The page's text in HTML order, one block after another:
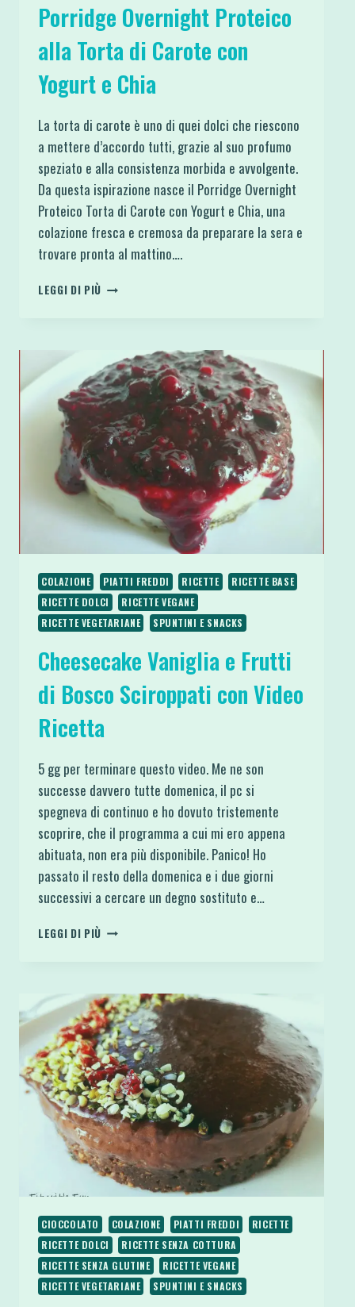
Porridge Overnight Proteico
alla Torta di Carote con
Yogurt e Chia
La torta di carote è uno di quei dolci che riescono
a mettere d’accordo tutti, grazie al suo profumo
speziato e alla consistenza morbida e avvolgente.
Da questa ispirazione nasce il Porridge Overnight
Proteico Torta di Carote con Yogurt e Chia, una
colazione fresca e cremosa da preparare la sera e
trovare pronta al mattino….
LEGGI DI PIÙ PORRIDGE
DI
CAROTE
CON
YOGURT
E
CHIA
COLAZIONE PIATTI FREDDI RICETTE
RICETTE BASE
RICETTE DOLCI
RICETTE VEGANE
RICETTE VEGETARIANE
SPUNTINI E SNACKS
Cheesecake Vaniglia e Frutti
di Bosco Sciroppati con Video
Ricetta
5 gg per terminare questo video. Me ne son
successe davvero tutte domenica, il pc si
spegneva di continuo e ho dovuto tristemente
scoprire, che il programma a cui mi ero appena
abituata, non era più disponibile. Panico! Ho
passato il resto della domenica e i due giorni
successivi a cercare un degno sostituto e…
LEGGI DI PIÙ CHEESECAKE
DI
BOSCO
SCIROPPATI
CON
VIDEO
RICETTA
CIOCCOLATO COLAZIONE PIATTI FREDDI
RICETTE
RICETTE DOLCI
RICETTE SENZA COTTURA
RICETTE SENZA GLUTINE
RICETTE VEGANE
RICETTE VEGETARIANE
SPUNTINI E SNACKS